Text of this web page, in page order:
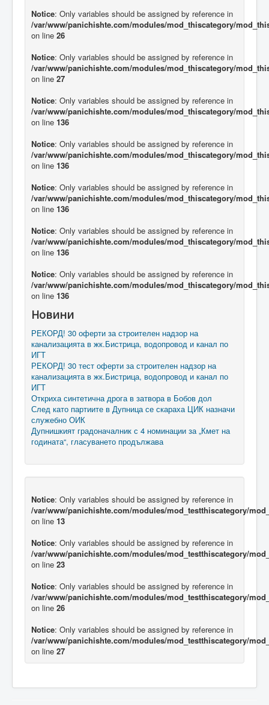
Notice: Only variables should be assigned by reference in
/var/www/panichishte.com/modules/mod_thiscategory/
on line 26
Notice: Only variables should be assigned by reference in
/var/www/panichishte.com/modules/mod_thiscategory/
on line 27
Notice: Only variables should be assigned by reference in
/var/www/panichishte.com/modules/mod_thiscategory/
on line 136
Notice: Only variables should be assigned by reference in
/var/www/panichishte.com/modules/mod_thiscategory/
on line 136
Notice: Only variables should be assigned by reference in
/var/www/panichishte.com/modules/mod_thiscategory/
on line 136
Notice: Only variables should be assigned by reference in
/var/www/panichishte.com/modules/mod_thiscategory/
on line 136
Notice: Only variables should be assigned by reference in
/var/www/panichishte.com/modules/mod_thiscategory/
on line 136
Новини
РЕКОРД! 30 оферти за строителен надзор на
канализацията в жк.Бистрица, водопровод и канал по
ИГТ
РЕКОРД! 30 тест оферти за строителен надзор на
канализацията в жк.Бистрица, водопровод и канал по
ИГТ
Откриха синтетична дрога в затвора в Бобов дол
След като партиите в Дупница се скараха ЦИК назначи
служебно ОИК
Дупнишкият градоначалник с 4 номинации за „Кмет на
годината“, гласуването продължава
Notice: Only variables should be assigned by reference in
/var/www/panichishte.com/modules/mod_testthiscategory/
on line 13
Notice: Only variables should be assigned by reference in
/var/www/panichishte.com/modules/mod_testthiscategory/
on line 23
Notice: Only variables should be assigned by reference in
/var/www/panichishte.com/modules/mod_testthiscategory/
on line 26
Notice: Only variables should be assigned by reference in
/var/www/panichishte.com/modules/mod_testthiscategory/
on line 27